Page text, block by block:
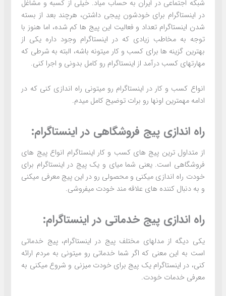
شبکه اجتماعی در ایران به حساب میاد. خیلی از کسبه و مشاغل
در اینستاگرام برای خودشون پیجی داشتن، هرچند بعد از بسته
شدن اینستاگرام تعداد و فعالیت این پیج ها کم شده، اما هنوز با
توجه به مخاطب زیادی که در اینستاگرام وجود داره یکی از
بهترین گزینه ها برای کسب و کار میتونه باشه، البته به شرطی که
مهارتهای کسب درآمد از اینستاگرام رو کامل بدونی و اجرا کنی.
انواع کسب و کار در اینستاگرام رو میتونی راه اندازی کنی که در
ادامه مهمترین اونها رو برات توضیح کامل میدم.
راه اندازی پیج فروشگاهی در اینستاگرام:
از متداول ترین پیج های کسب و کار اینستاگرام انواع پیج های
فروشگاهی است. یعنی شما میای و یک پیج در اینستاگرام برای
خودت راه اندازی میکنی و محصولی رو در این پیج معرفی میکنی
و به دنبال کننده های علاقه مند خودت میفروشی.
راه اندازی پیج خدماتی در اینستاگرام:
یکی دیگه از مدلهای مختلف پیج در اینستاگرام، پیج خدماتی
است به این معنی که اگر شما خدماتی رو میتونی به مردم ارائه
کنی، در اینستاگرام یک پیج برای خودت میزنی و شروع میکنی به
معرفی خدمات خودت.